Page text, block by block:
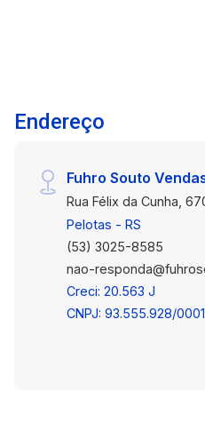
iluminação natural Área
e lavanderia funcional
Climatização com ar-
aquecimento de água
conforto térmico o ano
alarme e segurança
cuidadosamente
arejados e com
Localização privilegiada
Endereço
Fuhro Souto
Rua Félix da Cunha,
Pelotas - RS
(53) 3025-8585
nao-
Creci: 20.563 J
CNPJ: 93.555.928/